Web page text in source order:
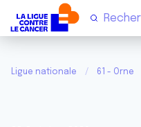
Ligue nationale 61 - Orne